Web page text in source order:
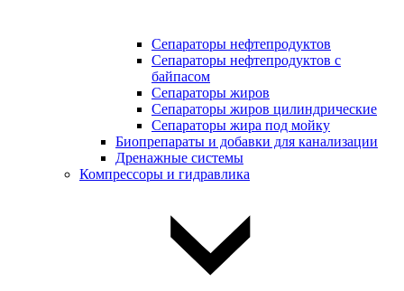
Сепараторы нефтепродуктов
Сепараторы нефтепродуктов с
байпасом
Сепараторы жиров
Сепараторы жиров цилиндрические
Сепараторы жира под мойку
Биопрепараты и добавки для канализации
Дренажные системы
Компрессоры и гидравлика